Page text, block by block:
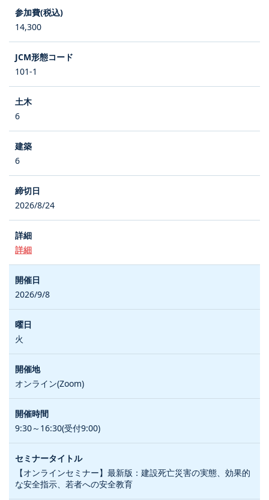
14,300
101-1
6
6
2026/8/24
詳細
2026/9/8
火
オンライン(Zoom)
9:30～16:30(受付9:00)
【オンラインセミナー】最新版：建設死亡災害の実態、効果的
な安全指示、若者への安全教育